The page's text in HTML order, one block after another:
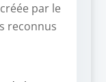
par le
reconnus